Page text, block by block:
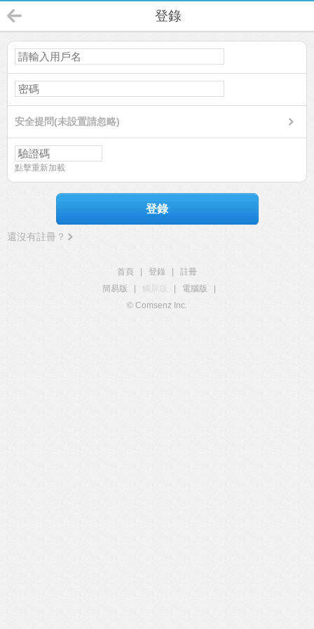
登錄
安全提問(未設置請忽略)
點擊重新加載
登錄
還沒有註冊？
首頁 登錄
註冊
簡易版
觸屏版 電腦版
© Comsenz Inc.